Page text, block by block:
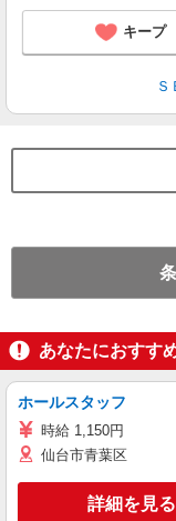
キープ
あなたにおすす
ホールスタッフ
時給 1,150円
仙台市青葉区
詳細を見る